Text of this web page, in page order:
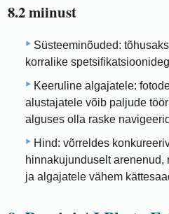
8.2 miinust
Süsteeminõuded:
korralike
Keeruline algajatele:
alustajatele võib paljude
alguses olla raske
Hind: võrreldes
hinnakujunduselt
ja algajatele vähem